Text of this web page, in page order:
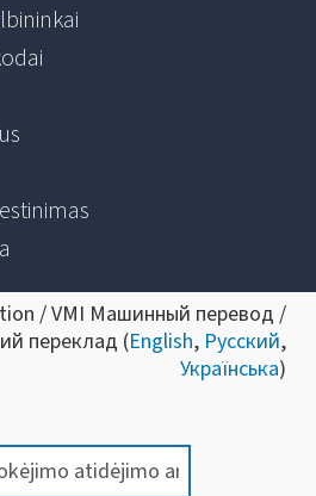
/ VMI Машинный перевод /
переклад (English, Русский,
Українська)